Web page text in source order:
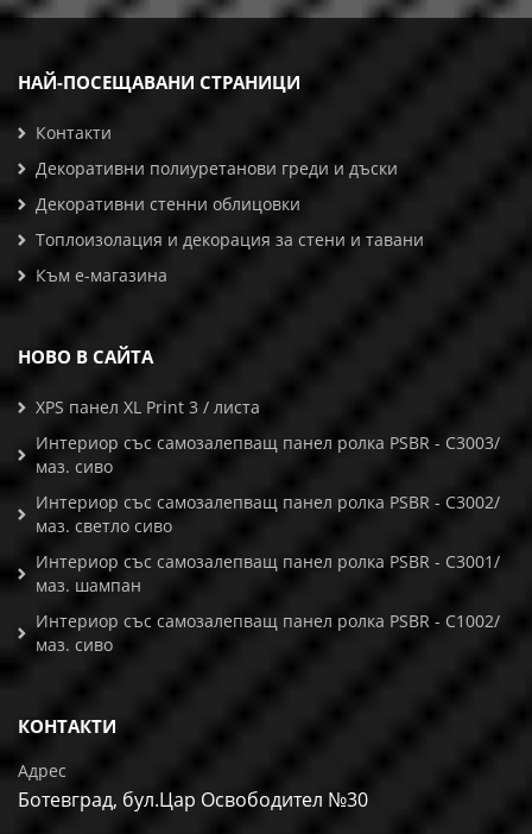
НАЙ-ПОСЕЩАВАНИ СТРАНИЦИ
Контакти
Декоративни полиуретанови греди и дъски
Декоративни стенни облицовки
Топлоизолация и декорация за стени и тавани
Към е-магазина
НОВО В САЙТА
XPS панел XL Print 3 / листа
Интериор със самозалепващ панел ролка PSBR - C3003/
маз. сиво
Интериор със самозалепващ панел ролка PSBR - C3002/
маз. светло сиво
Интериор със самозалепващ панел ролка PSBR - C3001/
маз. шампан
Интериор със самозалепващ панел ролка PSBR - C1002/
маз. сиво
КОНТАКТИ
Адрес
Ботевград, бул.Цар Освободител №30